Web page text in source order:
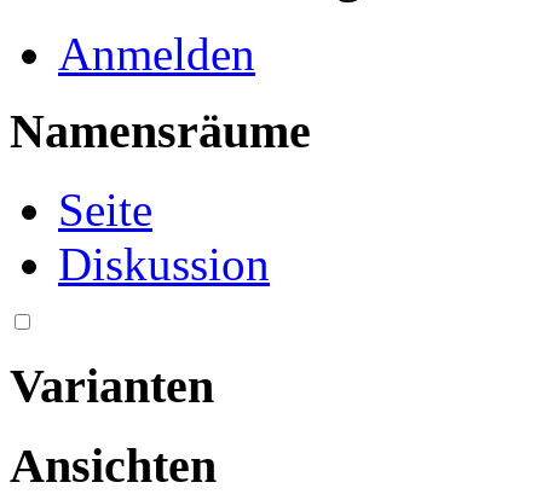
Anmelden
Namensräume
Seite
Diskussion
Varianten
Ansichten